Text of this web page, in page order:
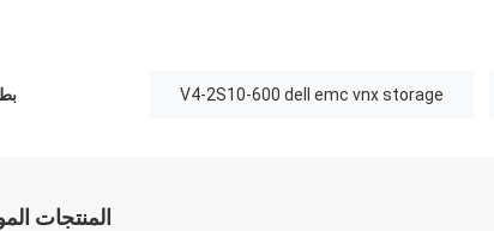
V4-2S10-600 dell emc vnx storage
المنتجات